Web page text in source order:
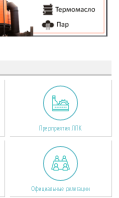
Предприятия ЛПК
Официальные делегации